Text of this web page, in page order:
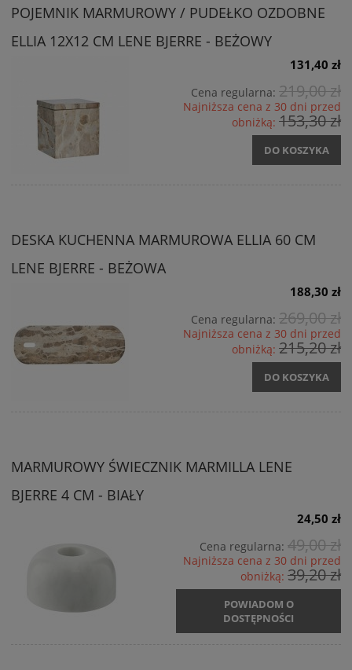
POJEMNIK MARMUROWY / PUDEŁKO OZDOBNE
ELLIA 12X12 CM LENE BJERRE - BEŻOWY
131,40 zł
Cena regularna: 219,00 zł
Najniższa cena z 30 dni przed
obniżką: 153,30 zł
DO KOSZYKA
DESKA KUCHENNA MARMUROWA ELLIA 60 CM
LENE BJERRE - BEŻOWA
188,30 zł
Cena regularna: 269,00 zł
Najniższa cena z 30 dni przed
obniżką: 215,20 zł
DO KOSZYKA
MARMUROWY ŚWIECZNIK MARMILLA LENE
BJERRE 4 CM - BIAŁY
24,50 zł
Cena regularna: 49,00 zł
Najniższa cena z 30 dni przed
obniżką: 39,20 zł
POWIADOM O
DOSTĘPNOŚCI